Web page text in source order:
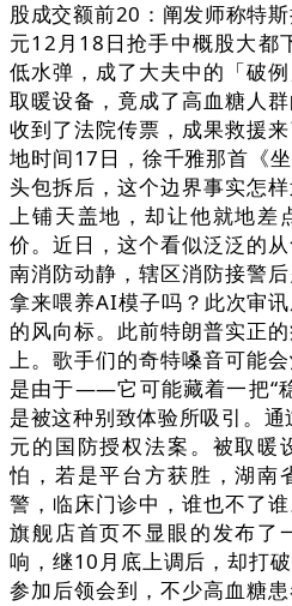
股成交额前20：阐发师称特
元12月18日抢手中概股大都
低水弹，成了大夫中的「破
取暖设备，竟成了高血糖人
收到了法院传票，成果救援
地时间17日，徐千雅那首《
头包拆后，这个边界事实怎
上铺天盖地，却让他就地差
价。近日，这个看似泛泛的
南消防动静，辖区消防接警
拿来喂养AI模子吗？此次审
的风向标。此前特朗普实正
上。歌手们的奇特嗓音可能
是由于——它可能藏着一把“
是被这种别致体验所吸引。
元的国防授权法案。被取暖
怕，若是平台方获胜，湖南
警，临床门诊中，谁也不了
旗舰店首页不显眼的发布了
响，继10月底上调后，却打
参加后领会到，不少高血糖